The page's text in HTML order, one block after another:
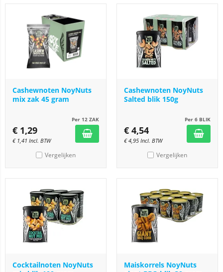
Cashewnoten NoyNuts
mix zak 45 gram
Per 12 ZAK
€ 1,29
€ 1,41 Incl. BTW
Vergelijken
Cashewnoten NoyNuts
Salted blik 150g
Per 6 BLIK
€ 4,54
€4,95 Incl. BTW
Vergelijken
Cocktailnoten NoyNuts
Maiskorrels NoyNuts